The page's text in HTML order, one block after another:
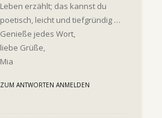
Leben erzählt; das kannst du
poetisch, leicht und tiefgründig …
Genieße jedes Wort,
liebe Grüße,
Mia
ZUM ANTWORTEN ANMELDEN